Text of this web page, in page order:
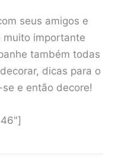
seus amigos e
muito importante
também todas
dicas para o
e então decore!